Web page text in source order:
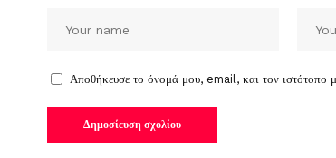
Αποθήκευσε το όνομά μου, email, και τον ιστότοπο